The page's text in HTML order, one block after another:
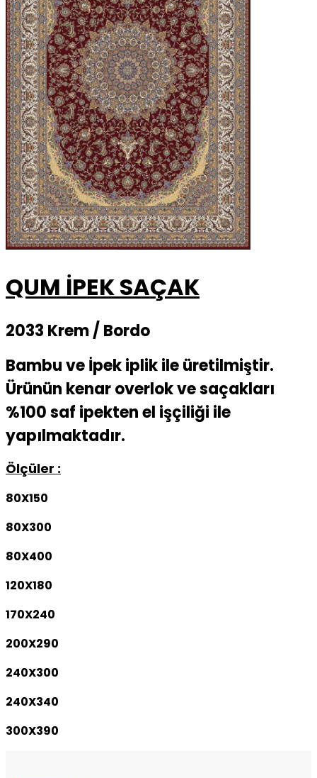
QUM İPEK SAÇAK
2033 Krem / Bordo
Bambu ve İpek iplik ile üretilmiştir.
Ürünün kenar overlok ve saçakları
%100 saf ipekten el işçiliği ile
yapılmaktadır.
Ölçüler :
80X150
80X300
80X400
120X180
170X240
200X290
240X300
240X340
300X390